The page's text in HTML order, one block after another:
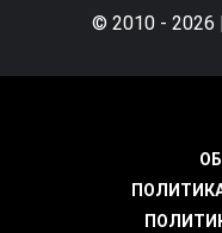
© 2010 - 2026